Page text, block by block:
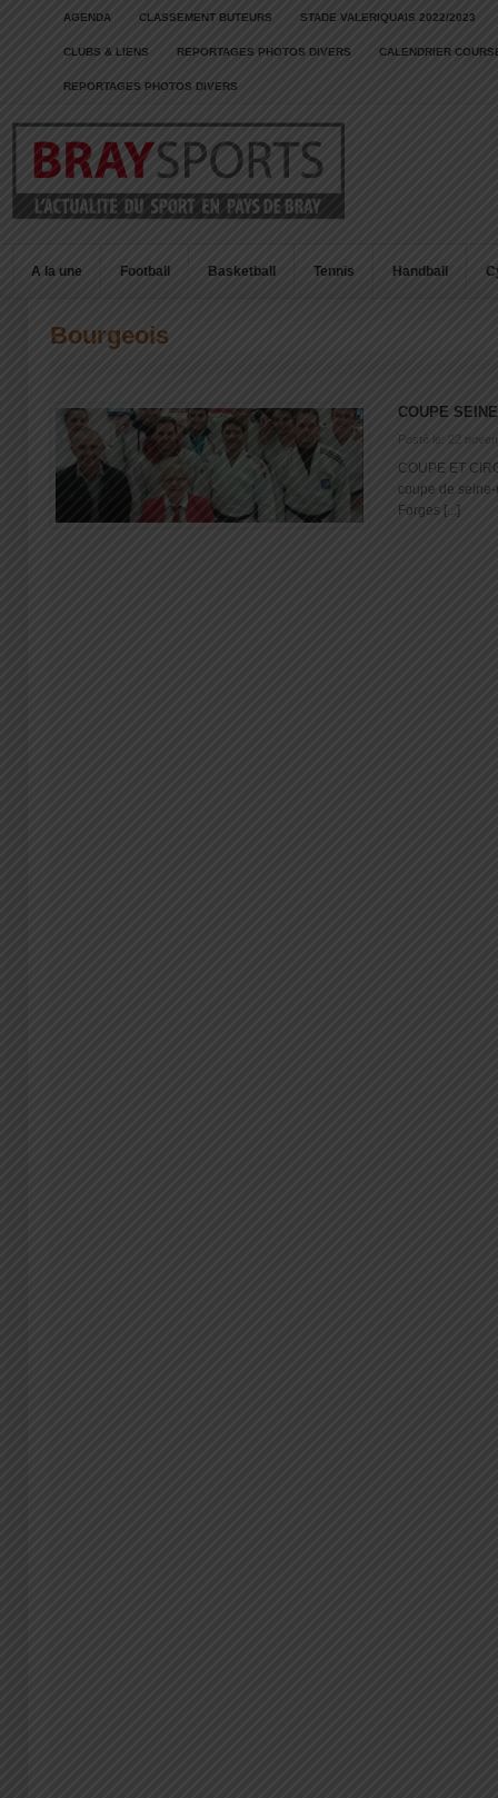
AGENDA CLASSEMENT BUTEURS STADE VALERIQUAIS 2022/2023
CLUBS & LIENS REPORTAGES PHOTOS DIVERS CALENDRIER
REPORTAGES PHOTOS DIVERS
A la une Football Basketball Tennis Handball
Bourgeois
COUPE
Posté le: 22
COUPE ET
coupe de
Forges [...]